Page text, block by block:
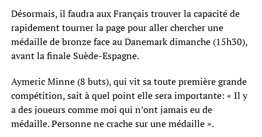
Désormais, il faudra aux Français trouver la capacité de
rapidement tourner la page pour aller chercher une
médaille de bronze face au Danemark dimanche (15h30),
avant la finale Suède-Espagne.
Aymeric Minne (8 buts), qui vit sa toute première grande
compétition, sait à quel point elle sera importante: « Il y
a des joueurs comme moi qui n’ont jamais eu de
médaille. Personne ne crache sur une médaille ».